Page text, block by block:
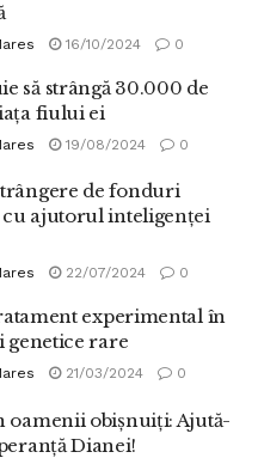
16/10/2024 0
să strângă 30.000 de
fiului ei
19/08/2024 0
de fonduri
ajutorul inteligenței
22/07/2024 0
experimental în
genetice rare
21/03/2024 0
oamenii obișnuiți: Ajută-
Dianei!